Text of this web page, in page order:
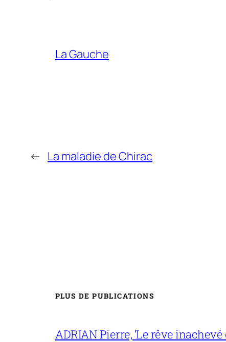
La Gauche
← La maladie de Chirac
PLUS DE PUBLICATIONS
ADRIAN Pierre, ‘Le rêve inachevé